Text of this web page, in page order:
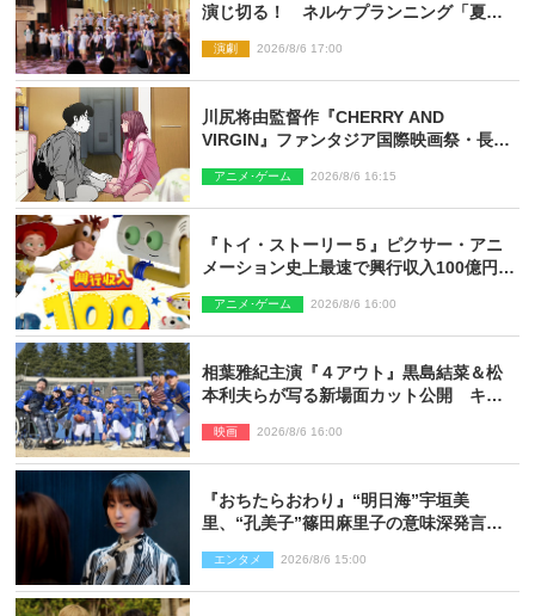
演じ切る！ ネルケプランニング「夏休
ト【最終日】
演劇 2026/8/6 17:00
川尻将由監督作『CHERRY AND
VIRGIN』ファンタジア国際映画祭・長編
アニメ･ゲーム 2026/8/6 16:15
『トイ・ストーリー５』ピクサー・アニ
メーション史上最速で興行収入100億円突
アニメ･ゲーム 2026/8/6 16:00
相葉雅紀主演『４アウト』黒島結菜＆松
本利夫らが写る新場面カット公開 キャ
映画 2026/8/6 16:00
『おちたらおわり』“明日海”宇垣美
里、“孔美子”篠田麻里子の意味深発言に
開」
エンタメ 2026/8/6 15:00